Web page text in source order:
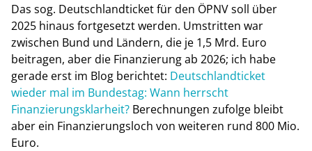
Das sog. Deutschlandticket für den ÖPNV soll über
2025 hinaus fortgesetzt werden. Umstritten war
zwischen Bund und Ländern, die je 1,5 Mrd. Euro
beitragen, aber die Finanzierung ab 2026; ich habe
gerade erst im Blog berichtet: Deutschlandticket
wieder mal im Bundestag: Wann herrscht
Finanzierungsklarheit? Berechnungen zufolge bleibt
aber ein Finanzierungsloch von weiteren rund 800 Mio.
Euro.